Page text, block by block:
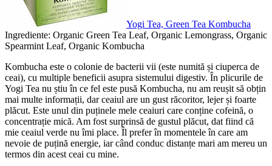
Yogi Tea, Green Tea Kombucha
Ingrediente: Organic Green Tea Leaf, Organic Lemongrass, Organic
Spearmint Leaf, Organic Kombucha
Kombucha este o colonie de bacterii vii (este numită și ciuperca de
ceai), cu multiple beneficii asupra sistemului digestiv. În plicurile de
Yogi Tea nu știu în ce fel este pusă Kombucha, nu am reușit să obțin
mai multe informații, dar ceaiul are un gust răcoritor, lejer și foarte
plăcut. Este unul din puținele mele ceaiuri care conține cofeină, o
concentrație mică. Am fost surprinsă de gustul plăcut, dat fiind că
mie ceaiul verde nu îmi place. Îl prefer în momentele în care am
nevoie de puțină energie, iar când conduc distanțe mari am mereu un
termos din acest ceai cu mine.